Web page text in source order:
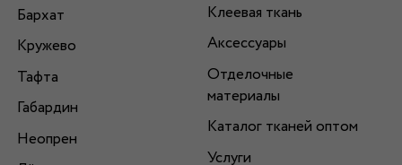
Бархат
Кружево
Тафта
Габардин
Неопрен
Клеевая ткань
Аксессуары
Отделочные
материалы
Каталог тканей оптом
Услуги